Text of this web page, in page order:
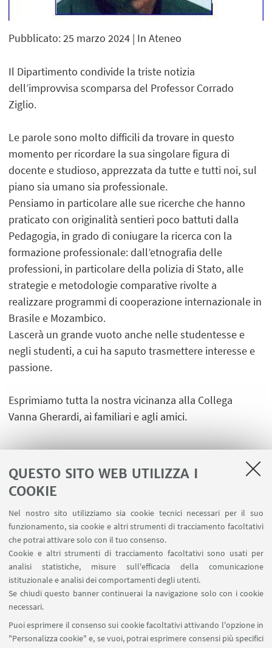
QUESTO SITO WEB UTILIZZA I
COOKIE
Nel nostro sito utilizziamo sia cookie tecnici necessari per il suo
funzionamento, sia cookie e altri strumenti di tracciamento facoltativi
che potrai attivare solo con il tuo consenso.
Cookie e altri strumenti di tracciamento facoltativi sono usati per
analisi statistiche, misure sull'efficacia della comunicazione
istituzionale e analisi dei comportamenti degli utenti.
Se chiudi questo banner continuerai la navigazione solo con i cookie
necessari.
Puoi esprimere il consenso sui cookie facoltativi attivando l'opzione in
"Personalizza cookie" e, se vuoi, potrai esprimere consensi più specifici
Pubblicato: 25 marzo 2024 | In Ateneo
Il Dipartimento condivide la triste notizia
dell’improvvisa scomparsa del Professor Corrado
Ziglio.
Le parole sono molto difficili da trovare in questo
momento per ricordare la sua singolare figura di
docente e studioso, apprezzata da tutte e tutti noi, sul
piano sia umano sia professionale.
Pensiamo in particolare alle sue ricerche che hanno
praticato con originalità sentieri poco battuti dalla
Pedagogia, in grado di coniugare la ricerca con la
formazione professionale: dall’etnografia delle
professioni, in particolare della polizia di Stato, alle
strategie e metodologie comparative rivolte a
realizzare programmi di cooperazione internazionale in
Brasile e Mozambico.
Lascerà un grande vuoto anche nelle studentesse e
negli studenti, a cui ha saputo trasmettere interesse e
passione.
Esprimiamo tutta la nostra vicinanza alla Collega
Vanna Gherardi, ai familiari e agli amici.
Area riservata
Contatti
SEGUI IL DIPARTIMENTO SU:
SEGUI UNIBO SU: